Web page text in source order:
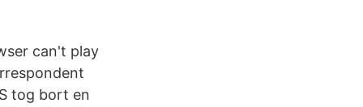
can't play
tog bort en